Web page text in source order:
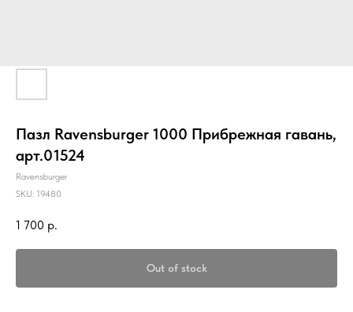
Пазл Ravensburger 1000 Прибрежная гавань,
арт.01524
Ravensburger
SKU: 19480
1 700 р.
Out of stock